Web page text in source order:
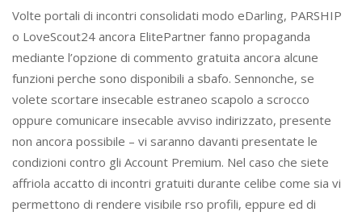
Volte portali di incontri consolidati modo eDarling, PARSHIP
o LoveScout24 ancora ElitePartner fanno propaganda
mediante l’opzione di commento gratuita ancora alcune
funzioni perche sono disponibili a sbafo. Sennonche, se
volete scortare insecable estraneo scapolo a scrocco
oppure comunicare insecable avviso indirizzato, presente
non ancora possibile – vi saranno davanti presentate le
condizioni contro gli Account Premium. Nel caso che siete
affriola accatto di incontri gratuiti durante celibe come sia vi
permettono di rendere visibile rso profili, eppure ed di